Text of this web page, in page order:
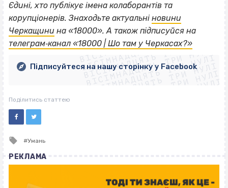
Єдині, хто публікує імена колаборантів та
корупціонерів. Знаходьте актуальні новини
Черкащини на «18000». А також підписуйся на
телеграм‐канал «18000 | Шо там у Черкасах?»
ВІСІМНАДЦЯТЬ ТРИ НУЛІ
ВІСІМНАДЦЯТЬ ТРИ НУЛІ
ВІСІМНАДЦЯТЬ ТРИ НУЛІ
ВІСІМНАДЦЯТЬ ТРИ НУЛІ
ВІСІМНАДЦЯТЬ ТРИ НУЛІ
ВІСІМНАДЦЯТЬ ТРИ НУЛІ
ВІСІМНАДЦЯТЬ ТРИ НУЛІ
ВІСІМНАДЦЯТЬ ТРИ НУЛІ
Підписуйтеся на нашу сторінку у Facebook
Поділитись статтею
Tagged
Умань
РЕКЛАМА